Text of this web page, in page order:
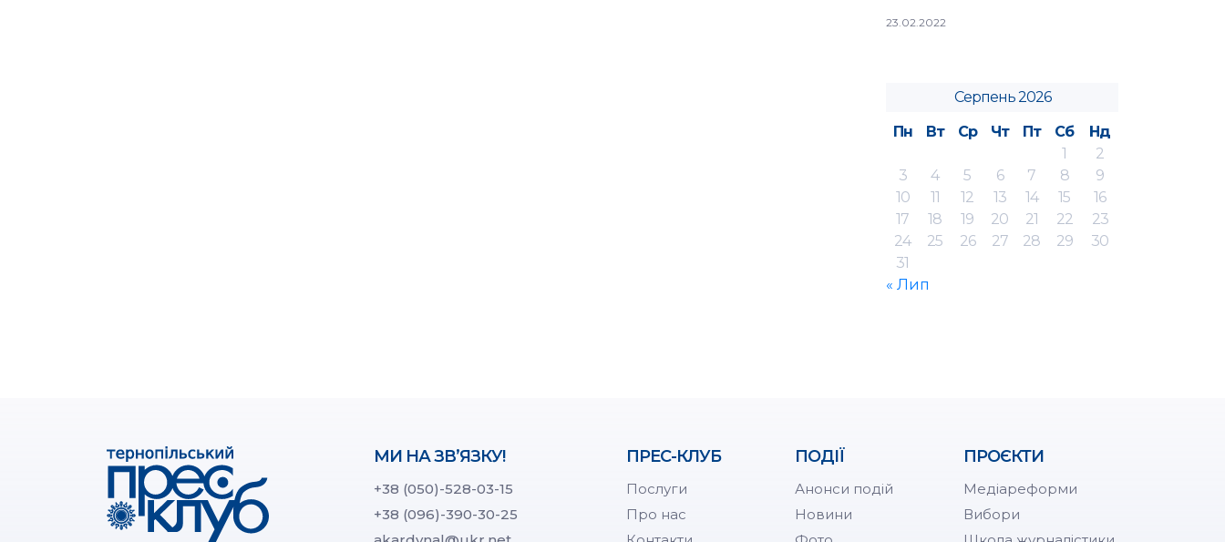
23.02.2022
Серпень 2026
Пн
Вт Ср Чт Пт Сб
Нд
1
2
3
4 5 6 7 8
9
10
11 12 13 14 15
16
17
18 19 20 21 22
23
24
25 26 27 28 29
30
31
« Лип
МИ НА ЗВ’ЯЗКУ!
+38 (050)-528-03-15
+38 (096)-390-30-25
ПРЕС-КЛУБ
Послуги
Про нас
ПОДІЇ
Анонси подій
Новини
ПРОЄКТИ
Медіареформи
Вибори